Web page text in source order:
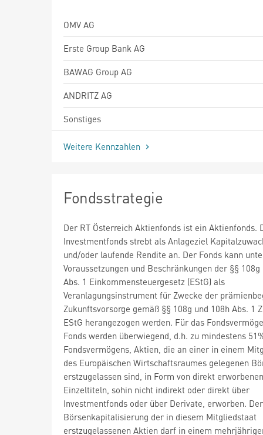
OMV AG
Erste Group Bank AG
BAWAG Group AG
ANDRITZ AG
Sonstiges
Weitere Kennzahlen
Fondsstrategie
Der RT Österreich Aktienfonds ist ein Aktienfonds.
Investmentfonds strebt als Anlageziel
und/oder laufende Rendite an. Der Fonds kann
Voraussetzungen und Beschränkungen der §§ 108g
Abs. 1 Einkommensteuergesetz (EStG) als
Veranlagungsinstrument für Zwecke der
Zukunftsvorsorge gemäß §§ 108g und 108h Abs. 1
EStG herangezogen werden. Für das
Fonds werden überwiegend, d.h. zu mindestens
Fondsvermögens, Aktien, die an einer in einem
des Europäischen Wirtschaftsraumes gelegenen
erstzugelassen sind, in Form von direkt erworbenen
Einzeltiteln, sohin nicht indirekt oder direkt über
Investmentfonds oder über Derivate, erworben.
Börsenkapitalisierung der in diesem Mitgliedstaat
erstzugelassenen Aktien darf in einem